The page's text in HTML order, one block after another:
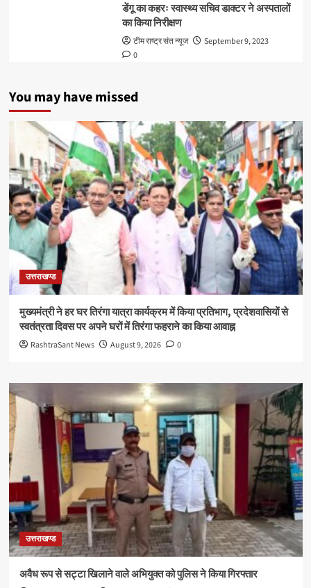
डेंगू का कहरः स्वास्थ्य सचिव डाक्टर ने अस्पतालों
का किया निरीक्षण
टीम राष्ट्र संत न्यूज
September 9, 2023
0
You may have missed
उत्तराखण्ड
मुख्यमंत्री ने हर घर तिरंगा यात्रा कार्यक्रम में किया प्रतिभाग, प्रदेशवासियों से
स्वतंत्रता दिवस पर अपने घरों में तिरंगा फहराने का किया आवाह्न
RashtraSant News August 9, 2026 0
उत्तराखण्ड
अवैध रूप से सट्टा खिलाने वाले अभियुक्त को पुलिस ने किया गिरफ्तार